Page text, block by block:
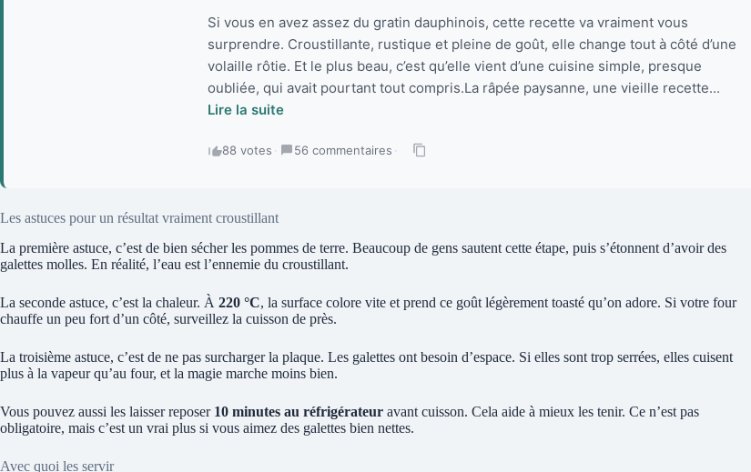
Si vous en avez assez du gratin dauphinois, cette recette va vraiment vous
surprendre. Croustillante, rustique et pleine de goût, elle change tout à côté d’une
volaille rôtie. Et le plus beau, c’est qu’elle vient d’une cuisine simple, presque
oubliée, qui avait pourtant tout compris.La râpée paysanne, une vieille recette...
Lire la suite
88 votes · 56 commentaires ·
Les astuces pour un résultat vraiment croustillant
La première astuce, c’est de bien sécher les pommes de terre. Beaucoup de gens sautent cette étape, puis s’étonnent d’avoir des
galettes molles. En réalité, l’eau est l’ennemie du croustillant.
La seconde astuce, c’est la chaleur. À 220 °C, la surface colore vite et prend ce goût légèrement toasté qu’on adore. Si votre four
chauffe un peu fort d’un côté, surveillez la cuisson de près.
La troisième astuce, c’est de ne pas surcharger la plaque. Les galettes ont besoin d’espace. Si elles sont trop serrées, elles cuisent
plus à la vapeur qu’au four, et la magie marche moins bien.
Vous pouvez aussi les laisser reposer 10 minutes au réfrigérateur avant cuisson. Cela aide à mieux les tenir. Ce n’est pas
obligatoire, mais c’est un vrai plus si vous aimez des galettes bien nettes.
Avec quoi les servir